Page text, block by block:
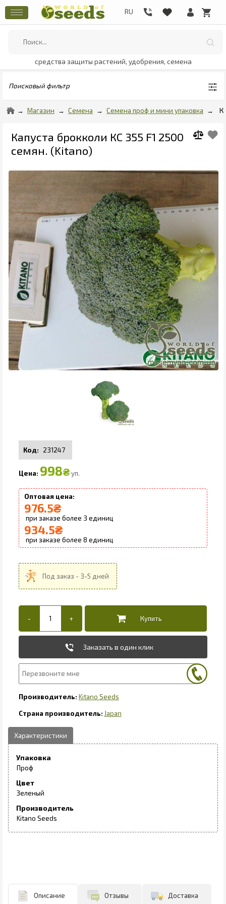
средства защиты растений, удобрения, семена
Поисковый фильтр
Магазин Семена Семена проф и мини упаковка
Капуста брокколи КС 355 F1 2500
семян. (Kitano)
231247
998₴ уп.
976.5₴
3
934.5₴
8
Заказать в один клик
Kitano Seeds
Japan
Упаковка
Проф
Цвет
Зеленый
Производитель
Kitano Seeds
Описание Отзывы Доставка